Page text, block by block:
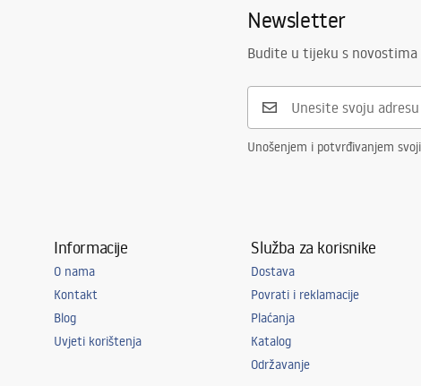
Newsletter
Budite u tijeku s novostima
Unošenjem i potvrđivanjem
Informacije
O nama
Kontakt
Blog
Uvjeti korištenja
Služba za korisnike
Dostava
Povrati i reklamacije
Plaćanja
Katalog
Održavanje